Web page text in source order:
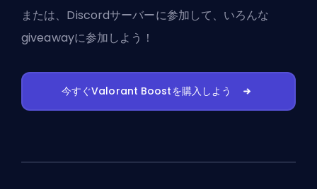
または、 Discordサーバーに参加して、いろんな
giveawayに参加しよう！
今すぐValorant Boostを購入しよう